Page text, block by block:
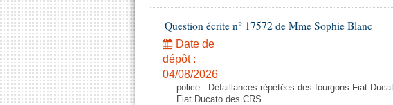
Question écrite n° 17572 de Mme Sophie Blanc
Date de
dépôt :
04/08/2026
police - Défaillances répétées des fourgons Fiat
Fiat Ducato des CRS